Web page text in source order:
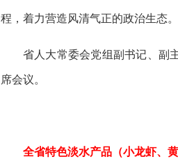
程，着力营造风清气正的政治生态。
省人大常委会党组副书记、副
席会议。
全省特色淡水产品（小龙虾、